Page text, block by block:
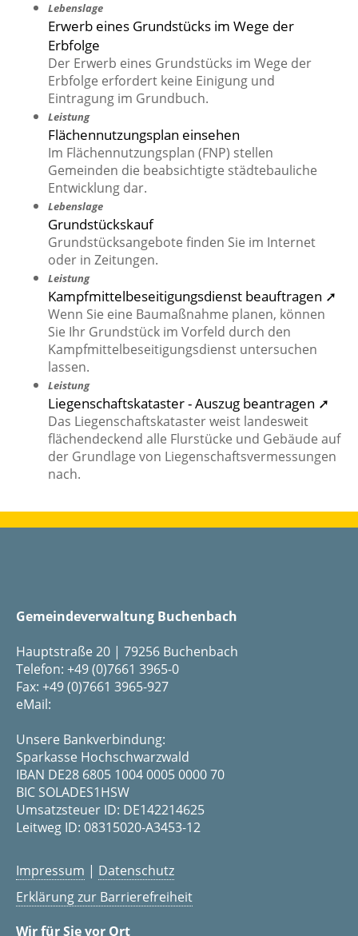
Lebenslage
Erwerb eines Grundstücks im Wege der
Erbfolge
Der Erwerb eines Grundstücks im Wege der
Erbfolge erfordert keine Einigung und
Eintragung im Grundbuch.
Leistung
Flächennutzungsplan einsehen
Im Flächennutzungsplan (FNP) stellen
Gemeinden die beabsichtigte städtebauliche
Entwicklung dar.
Lebenslage
Grundstückskauf
Grundstücksangebote finden Sie im Internet
oder in Zeitungen.
Leistung
Kampfmittelbeseitigungsdienst beauftragen ➚
Wenn Sie eine Baumaßnahme planen, können
Sie Ihr Grundstück im Vorfeld durch den
Kampfmittelbeseitigungsdienst untersuchen
lassen.
Leistung
Liegenschaftskataster - Auszug beantragen ➚
Das Liegenschaftskataster weist landesweit
flächendeckend alle Flurstücke und Gebäude auf
der Grundlage von Liegenschaftsvermessungen
nach.
Gemeindeverwaltung Buchenbach
Hauptstraße 20 | 79256 Buchenbach
Telefon: +49 (0)7661 3965-0
Fax: +49 (0)7661 3965-927
eMail:
Unsere Bankverbindung:
Sparkasse Hochschwarzwald
IBAN DE28 6805 1004 0005 0000 70
BIC SOLADES1HSW
Umsatzsteuer ID: DE142214625
Leitweg ID: 08315020-A3453-12
Impressum | Datenschutz
Erklärung zur Barrierefreiheit
Wir für Sie vor Ort